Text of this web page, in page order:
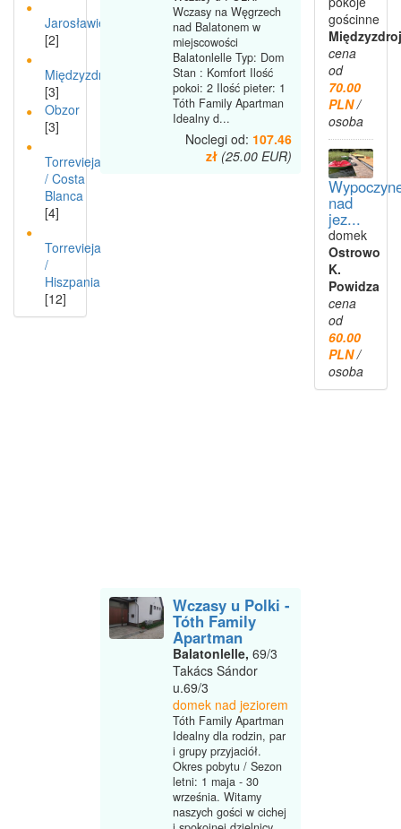
Jarosławiec
[2]
Międzyzdroje
[3]
Obzor
[3]
Torrevieja
/ Costa
Blanca
[4]
Torrevieja
/
Hiszpania
[12]
Wczasy na Węgrzech
nad Balatonem w
miejscowości
Balatonlelle Typ: Dom
Stan : Komfort Ilość
pokoi: 2 Ilość pieter: 1
Tóth Family Apartman
Idealny d...
Noclegi od: 107.46
zł (25.00 EUR)
Wczasy u Polki -
Tóth Family
Apartman
Balatonlelle, 69/3
Takács Sándor
u.69/3
domek nad jeziorem
Tóth Family Apartman
Idealny dla rodzin, par
i grupy przyjaciół.
Okres pobytu / Sezon
letni: 1 maja - 30
września. Witamy
naszych gości w cichej
gościnne
cena
od
70.00
PLN/
osoba
nad
jez...
domek
Ostrowo
K.
Powidza
cena
od
60.00
PLN/
osoba